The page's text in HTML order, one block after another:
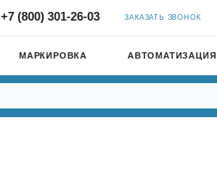
+7 (800) 301-26-03 ЗАКАЗАТЬ ЗВОНОК
МАРКИРОВКА АВТОМАТИЗАЦИЯ